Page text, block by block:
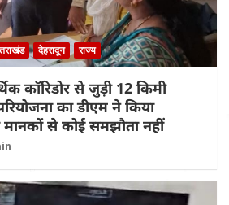
देहरादून राज्य
कॉरिडोर से जुड़ी 12 किमी
का डीएम ने किया
मानकों से कोई समझौता नहीं